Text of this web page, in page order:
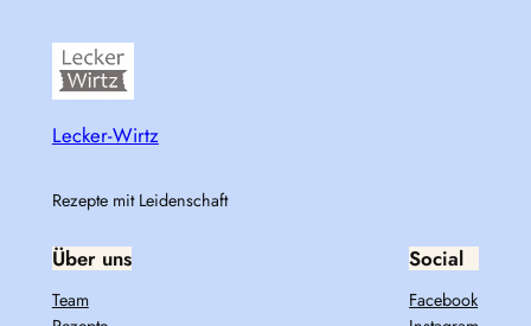
Lecker-Wirtz
Rezepte mit Leidenschaft
Über uns
Team
Social
Facebook